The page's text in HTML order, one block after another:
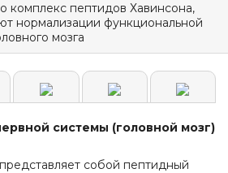
комплекс пептидов Хавинсона,
нормализации функциональной
мозга
системы (головной мозг)
представляет собой пептидный